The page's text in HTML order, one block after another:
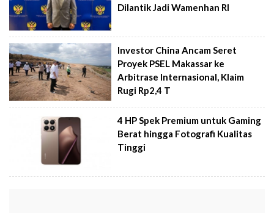
Dilantik Jadi Wamenhan RI
Investor China Ancam Seret
Proyek PSEL Makassar ke
Arbitrase Internasional, Klaim
Rugi Rp2,4 T
4 HP Spek Premium untuk Gaming
Berat hingga Fotografi Kualitas
Tinggi